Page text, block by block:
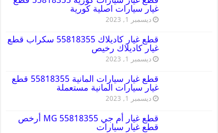
غيار سيارات اصلية كورية
ديسمبر 1, 2023
قطع غيار كاديلاك 55818355 سكراب قطع
غيار كاديلاك رخيص
ديسمبر 1, 2023
قطع غيار سيارات المانية 55818355 قطع
غيار سيارات المانية مستعملة
ديسمبر 1, 2023
قطع غيار أم جي MG 55818355 أرخص
قطع غيار سيارات